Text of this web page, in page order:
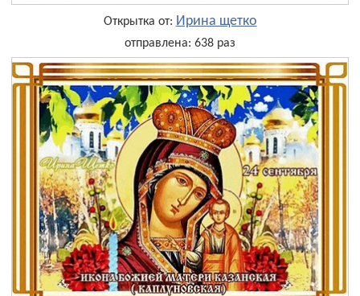
Открытка от: Ирина щетко
отправлена: 638 раз